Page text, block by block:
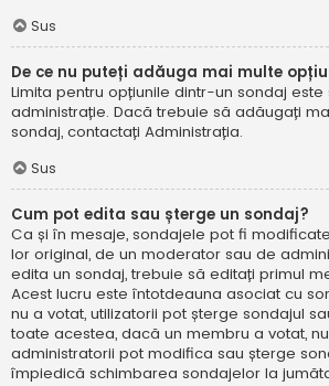
Sus
De ce nu puteți adăuga mai multe
Limita pentru opțiunile dintr-un sondaj este
administrație. Dacă trebuie să adăugați
sondaj, contactați Administrația.
Sus
Cum pot edita sau șterge un sondaj?
Ca și în mesaje, sondajele pot fi
lor original, de un moderator sau de
edita un sondaj, trebuie să editați primul
Acest lucru este întotdeauna asociat cu
nu a votat, utilizatorii pot șterge sondajul
toate acestea, dacă un membru a votat,
administratorii pot modifica sau șterge
împiedică schimbarea sondajelor la